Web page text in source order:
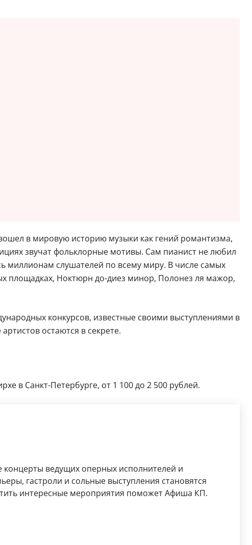
в мировую историю музыки как гений романтизма,
звучат фольклорные мотивы. Сам пианист не любил
миллионам слушателей по всему миру. В числе самых
площадках, Ноктюрн до-диез минор, Полонез ля мажор,
конкурсов, известные своими выступлениями в
остаются в секрете.
в Санкт-Петербурге, от 1 100 до 2 500 рублей.
ведущих оперных исполнителей и
гастроли и сольные выступления становятся
интересные мероприятия поможет Афиша КП.